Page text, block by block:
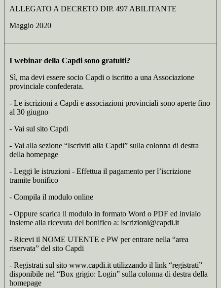
ALLEGATO A DECRETO DIP. 497 ABILITANTE
Maggio 2020
I webinar della Capdi sono gratuiti?
Sì, ma devi essere socio Capdi o iscritto a una Associazione
provinciale confederata.
- Le iscrizioni a Capdi e associazioni provinciali sono aperte fino
al 30 giugno
- Vai sul sito Capdi
- Vai alla sezione “Iscriviti alla Capdi” sulla colonna di destra
della homepage
- Leggi le istruzioni - Effettua il pagamento per l’iscrizione
tramite bonifico
- Compila il modulo online
- Oppure scarica il modulo in formato Word o PDF ed invialo
insieme alla ricevuta del bonifico a: iscrizioni@capdi.it
- Ricevi il NOME UTENTE e PW per entrare nella “area
riservata” del sito Capdi
- Registrati sul sito www.capdi.it utilizzando il link “registrati”
disponibile nel “Box grigio: Login” sulla colonna di destra della
homepage